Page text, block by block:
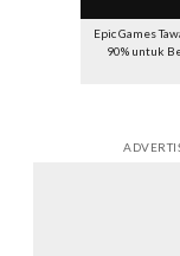
Epic Games
90% untuk